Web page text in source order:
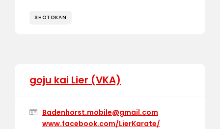
SHOTOKAN
goju kai Lier (VKA)
Badenhorst.mobile@gmail.com
www.facebook.com/LierKarate/